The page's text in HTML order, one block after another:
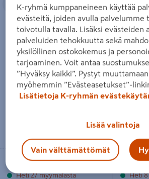
Mökkilattialauta 28x95
oksamänty päätypontattu
40,45€/m²
40,45 €/ m²
3,56€/m
3,56 €/ m
Toimitettavissa
Heti 27 myymälästä
HLP
20% 4kpl
29,95
31,45€/
31,45 €/
Heti 8
K-ryhmä kumppaneineen käyttää
evästeitä, joiden avulla palvelumme
toivotulla tavalla. Lisäksi evästeiden
palveluiden tehokkuutta sekä
yksilöllinen ostokokemus ja
tarjoaminen. Voit antaa
”Hyväksy kaikki”. Pystyt
myöhemmin ”Evästeasetukset”-
Lisätietoja K-ryhmän
Lisää valintoja
Vain välttämättömät